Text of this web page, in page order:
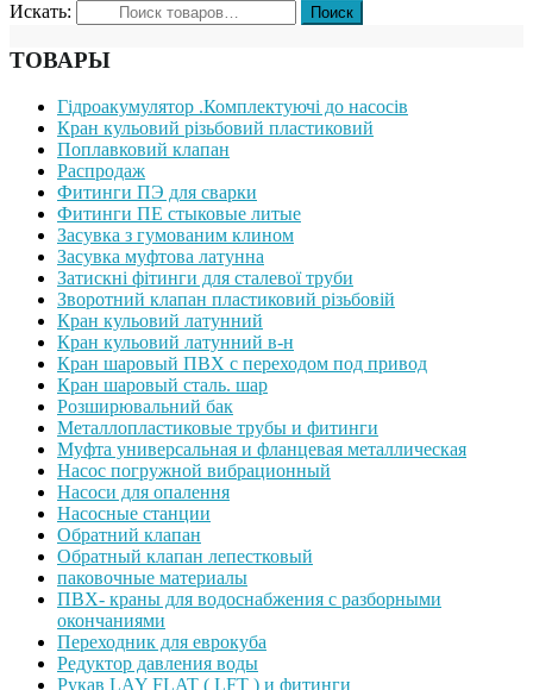
Искать:
ТОВАРЫ
Гідроакумулятор .Комплектуючі до насосів
Кран кульовий різьбовий пластиковий
Поплавковий клапан
Распродаж
Фитинги ПЭ для сварки
Фитинги ПЕ стыковые литые
Засувка з гумованим клином
Засувка муфтова латунна
Затискні фітинги для сталевої труби
Зворотний клапан пластиковий різьбовій
Кран кульовий латунний
Кран кульовий латунний в-н
Кран шаровый ПВХ с переходом под привод
Кран шаровый сталь. шар
Розширювальний бак
Металлопластиковые трубы и фитинги
Муфта универсальная и фланцевая металлическая
Насос погружной вибрационный
Насоси для опалення
Насосные станции
Обратний клапан
Обратный клапан лепестковый
паковочные материалы
ПВХ- краны для водоснабжения с разборными
окончаниями
Переходник для еврокуба
Редуктор давления воды
Рукав LAY FLAT ( LFT ) и фитинги